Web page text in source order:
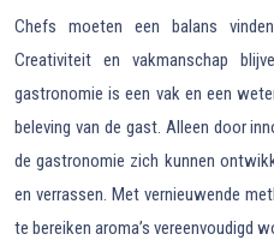
Chefs moeten een balans
Creativiteit en vakmanschap
gastronomie is een vak en een
beleving van de gast. Alleen door
de gastronomie zich kunnen
en verrassen. Met vernieuwende
te bereiken aroma’s vereenvoudigd